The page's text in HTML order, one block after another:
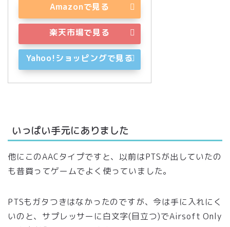
Amazonで見る
楽天市場で見る
Yahoo!ショッピングで見る
いっぱい手元にありました
他にこのAACタイプですと、以前はPTSが出していたの
も昔買ってゲームでよく使っていました。
PTSもガタつきはなかったのですが、今は手に入れにく
いのと、サプレッサーに白文字(目立つ)でAirsoft Only